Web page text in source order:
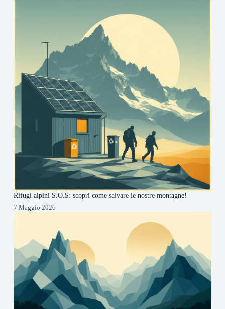
Rifugi alpini S.O.S: scopri come salvare le nostre montagne!
7 Maggio 2026